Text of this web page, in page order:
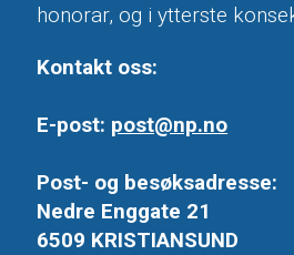
honorar, og i ytterste
Kontakt oss:
E-post: post@np.no
Post- og besøksadresse:
Nedre Enggate 21
6509 KRISTIANSUND